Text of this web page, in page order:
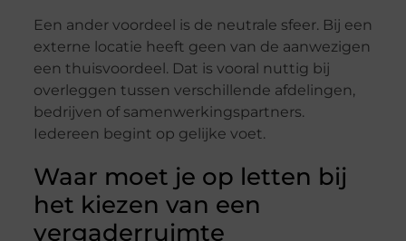
Een ander voordeel is de neutrale sfeer. Bij een
externe locatie heeft geen van de aanwezigen
een thuisvoordeel. Dat is vooral nuttig bij
overleggen tussen verschillende afdelingen,
bedrijven of samenwerkingspartners.
Iedereen begint op gelijke voet.
Waar moet je op letten bij
het kiezen van een
vergaderruimte